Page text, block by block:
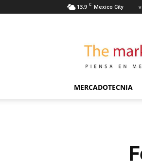
13.9 C Mexico City
MERCADOTECNIA